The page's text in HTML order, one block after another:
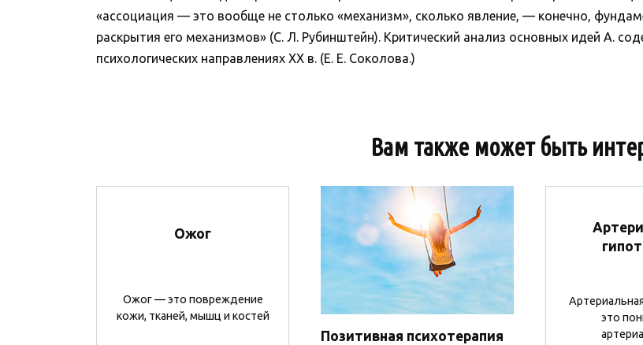
«ассоциация — это вообще не столько «механизм», сколько явление, — конечно,
раскрытия его механизмов» (С. Л. Рубинштейн). Критический анализ основных идей А.
психологических направлениях XX в. (Е. Е. Соколова.)
Вам также может быть
Ожог
Ожог — это повреждение
кожи, тканей, мышц и костей
Позитивная психотерапия
это